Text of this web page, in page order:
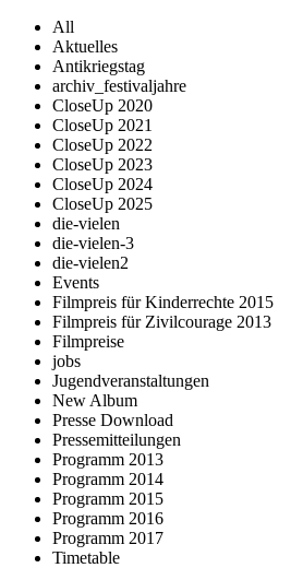
All
Aktuelles
Antikriegstag
archiv_festivaljahre
CloseUp 2020
CloseUp 2021
CloseUp 2022
CloseUp 2023
CloseUp 2024
CloseUp 2025
die-vielen
die-vielen-3
die-vielen2
Events
Filmpreis für Kinderrechte 2015
Filmpreis für Zivilcourage 2013
Filmpreise
jobs
Jugendveranstaltungen
New Album
Presse Download
Pressemitteilungen
Programm 2013
Programm 2014
Programm 2015
Programm 2016
Programm 2017
Timetable